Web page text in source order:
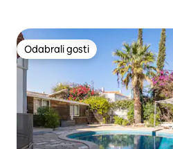
Odabrali gosti
Odabrali gosti